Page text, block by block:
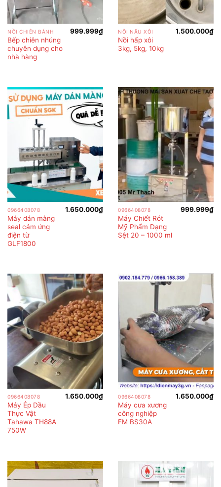
NỒI CHIÊN BÁNH
Bếp chiên nhúng
chuyên dụng cho
nhà hàng
999.999₫ NỒI NẤU XÔI
Nồi hấp xôi
3kg, 5kg, 10kg
1.500.000₫
0966408078
Máy dán màng
seal cảm ứng
điện từ
GLF1800
1.650.000₫ 0966408078
Máy Chiết Rót
Mỹ Phẩm Dạng
Sệt 20 – 1000 ml
999.999₫
0966408078
Máy Ép Dầu
Thực Vật
Tahawa TH88A
750W
1.650.000₫ 0966408078
Máy cưa xương
công nghiệp
FM BS30A
1.650.000₫